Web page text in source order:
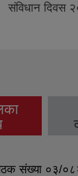
संविधान दिवस
बैठक संख्या ०३/